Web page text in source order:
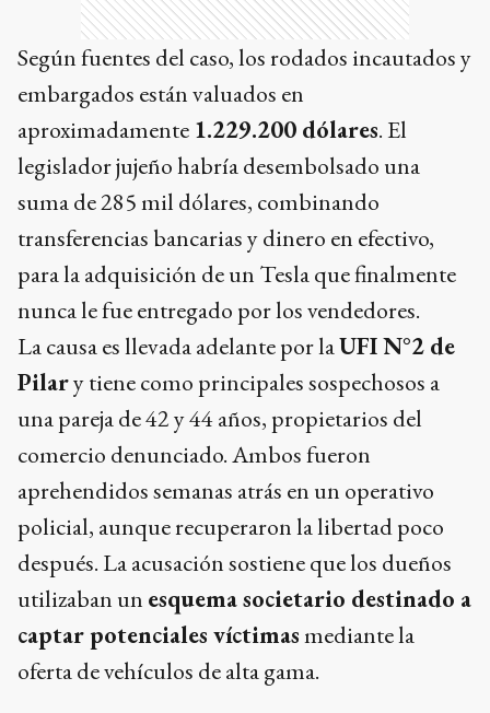
Según fuentes del caso, los rodados incautados y
embargados están valuados en
aproximadamente 1.229.200 dólares. El
legislador jujeño habría desembolsado una
suma de 285 mil dólares, combinando
transferencias bancarias y dinero en efectivo,
para la adquisición de un Tesla que finalmente
nunca le fue entregado por los vendedores.
La causa es llevada adelante por laUFI N°2 de
Pilary tiene como principales sospechosos a
una pareja de 42 y 44 años, propietarios del
comercio denunciado. Ambos fueron
aprehendidos semanas atrás en un operativo
policial, aunque recuperaron la libertad poco
después. La acusación sostiene que los dueños
utilizaban un esquema societario destinado a
captar potenciales víctimasmediante la
oferta de vehículos de alta gama.